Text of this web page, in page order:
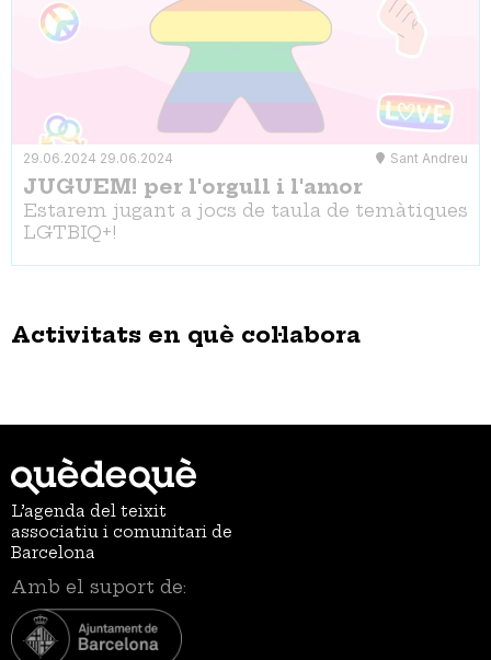
29.06.2024 29.06.2024 Sant Andreu
JUGUEM! per l'orgull i l'amor
Estarem jugant a jocs de taula de temàtiques
LGTBIQ+!
Activitats en què col·labora
L’agenda del teixit
associatiu i comunitari de
Barcelona
Amb el suport de: